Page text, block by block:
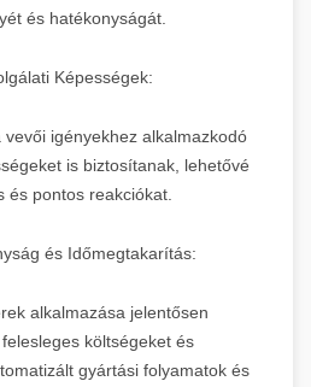
és hatékonyságát.
Képességek:
igényekhez alkalmazkodó
is biztosítanak, lehetővé
és pontos reakciókat.
és Időmegtakarítás:
alkalmazása jelentősen
költségeket és
gyártási folyamatok és